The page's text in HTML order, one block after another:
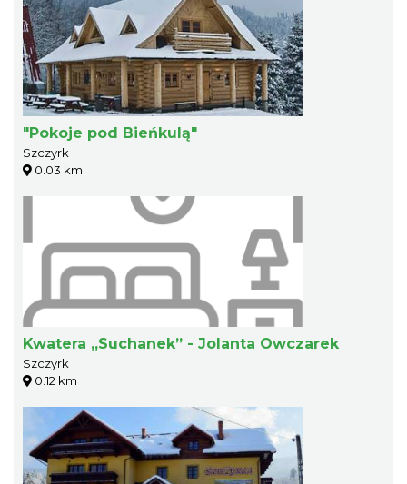
"Pokoje pod Bieńkulą"
Szczyrk
0.03 km
Kwatera „Suchanek” - Jolanta Owczarek
Szczyrk
0.12 km